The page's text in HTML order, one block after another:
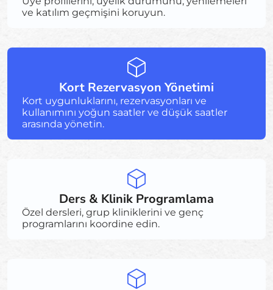
ve katılım geçmişini koruyun.
Kort Rezervasyon Yönetimi
Kort uygunluklarını, rezervasyonları ve
kullanımını yoğun saatler ve düşük saatler
arasında yönetin.
Ders & Klinik Programlama
Özel dersleri, grup kliniklerini ve genç
programlarını koordine edin.